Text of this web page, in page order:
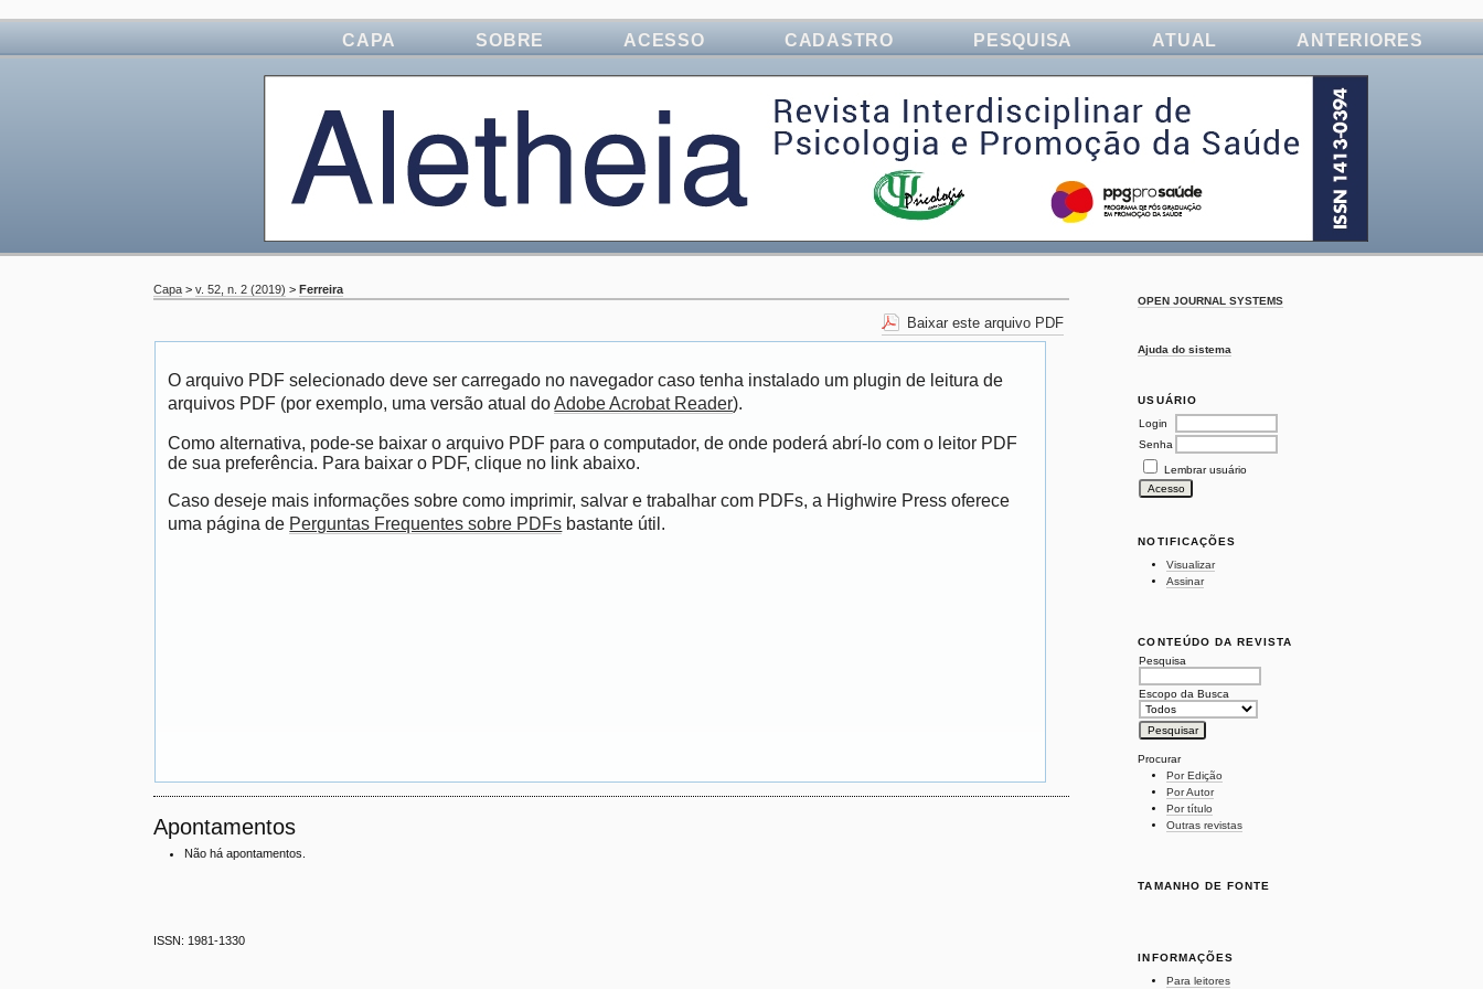
OPEN JOURNAL SYSTEMS
Ajuda do sistema
USUÁRIO
Login
Senha
Lembrar usuário
NOTIFICAÇÕES
Visualizar
Assinar
CONTEÚDO DA REVISTA
Pesquisa
Escopo da Busca
Procurar
Por Edição
Por Autor
Por título
Outras revistas
TAMANHO DE FONTE
INFORMAÇÕES
Para leitores
CAPA SOBRE ACESSO CADASTRO PESQUISA ATUAL ANTERIORES
Capa >v. 52, n. 2 (2019) >Ferreira
Baixar este arquivo PDF
O arquivo PDF selecionado deve ser carregado no navegador caso tenha instalado um plugin de leitura de
arquivos PDF (por exemplo, uma versão atual doAdobe Acrobat Reader).
Como alternativa, pode-se baixar o arquivo PDF para o computador, de onde poderá abrí-lo com o leitor PDF
de sua preferência. Para baixar o PDF, clique no link abaixo.
Caso deseje mais informações sobre como imprimir, salvar e trabalhar com PDFs, a Highwire Press oferece
uma página de Perguntas Frequentes sobre PDFs bastante útil.
Apontamentos
Não há apontamentos.
ISSN: 1981-1330